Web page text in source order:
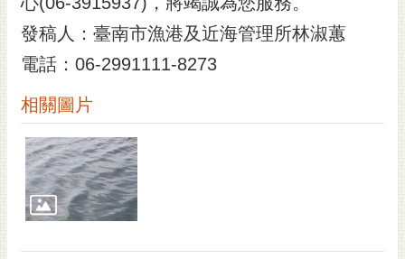
泉
桐
花
祭
網
站
導
覽
發稿人：臺南市漁港及近海管理所林淑蕙
電話：06-2991111-8273
相關圖片